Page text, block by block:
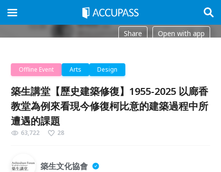
Share Open with app
Offline Event Arts Design
築生講堂【歷史建築修復】1955-2025 以廊香
教堂為例來看現今修復柯比意的建築過程中所
遭遇的課題
63,722 28
築生文化協會